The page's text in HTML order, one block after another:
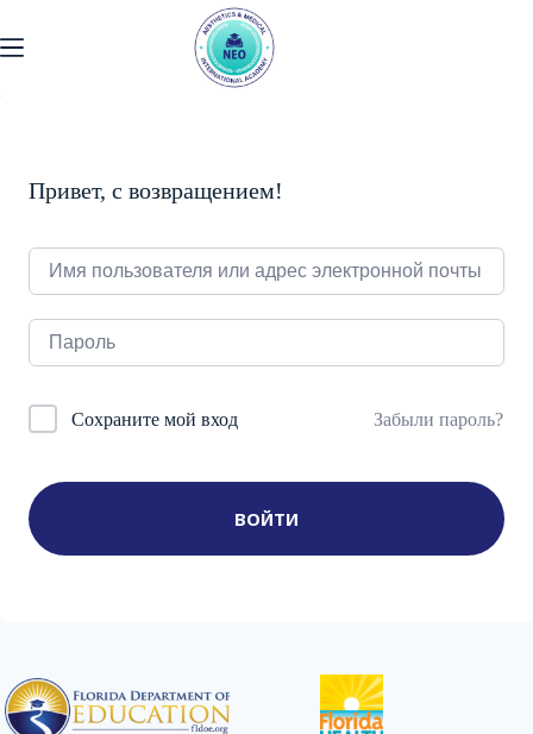
содержанию
Привет, с возвращением!
Сохраните мой вход Забыли пароль?
ВОЙТИ